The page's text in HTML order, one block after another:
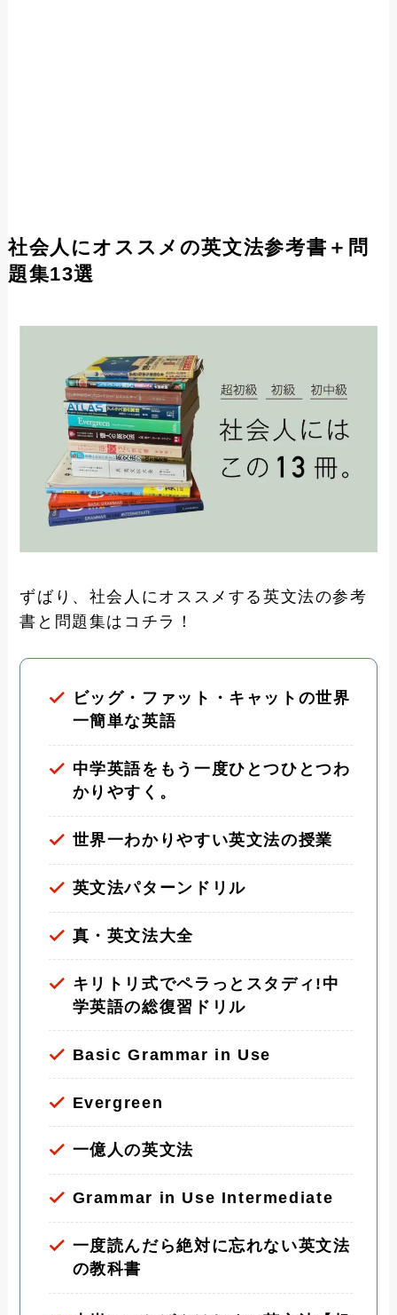
社会人にオススメの英文法参考書＋問
題集13選
ずばり、社会人にオススメする英文法の参考
書と問題集はコチラ！
ビッグ・ファット・キャットの世界
一簡単な英語
中学英語をもう一度ひとつひとつわ
かりやすく。
世界一わかりやすい英文法の授業
英文法パターンドリル
真・英文法大全
キリトリ式でペラっとスタディ!中
学英語の総復習ドリル
Basic Grammar in Use
Evergreen
一億人の英文法
Grammar in Use Intermediate
一度読んだら絶対に忘れない英文法
の教科書